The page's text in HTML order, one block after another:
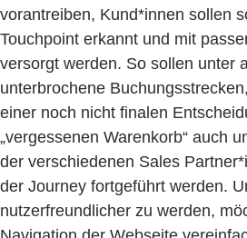
vorantreiben, Kund*innen sollen
Touchpoint erkannt und mit
versorgt werden. So sollen unter
unterbrochene
einer noch nicht finalen
„vergessenen Warenkorb“ auch
der verschiedenen Sales
der Journey fortgeführt werden.
nutzerfreundlicher zu werden,